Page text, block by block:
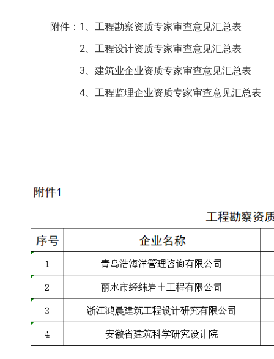
附件：1、工程勘察资质专家审查意见汇总表
2、工程设计资质专家审查意见汇总表
3、建筑业企业资质专家审查意见汇总表
4、工程监理企业资质专家审查意见汇总表